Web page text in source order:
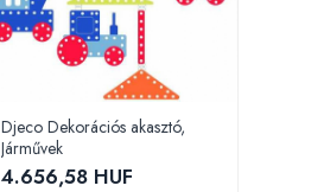
Djeco Dekorációs akasztó,
Járművek
4.656,58 HUF